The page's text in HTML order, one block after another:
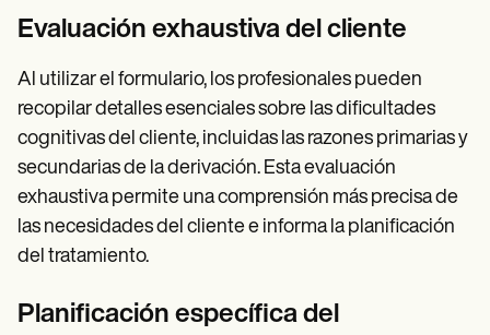
Evaluación exhaustiva del cliente
Al utilizar el formulario, los profesionales pueden
recopilar detalles esenciales sobre las dificultades
cognitivas del cliente, incluidas las razones primarias y
secundarias de la derivación. Esta evaluación
exhaustiva permite una comprensión más precisa de
las necesidades del cliente e informa la planificación
del tratamiento.
Planificación específica del